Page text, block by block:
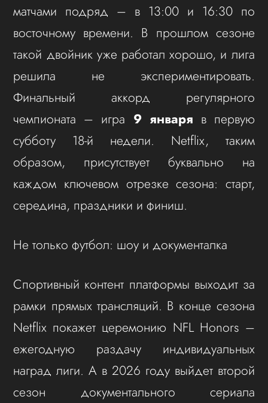
матчами подряд – в 13:00 и 16:30 по
восточному времени. В прошлом сезоне
такой двойник уже работал хорошо, и лига
решила не экспериментировать.
Финальный аккорд регулярного
чемпионата – игра 9 января в первую
субботу 18-й недели. Netflix, таким
образом, присутствует буквально на
каждом ключевом отрезке сезона: старт,
середина, праздники и финиш.
Не только футбол: шоу и документалка
Спортивный контент платформы выходит за
рамки прямых трансляций. В конце сезона
Netflix покажет церемонию NFL Honors –
ежегодную раздачу индивидуальных
наград лиги. А в 2026 году выйдет второй
сезон документального сериала